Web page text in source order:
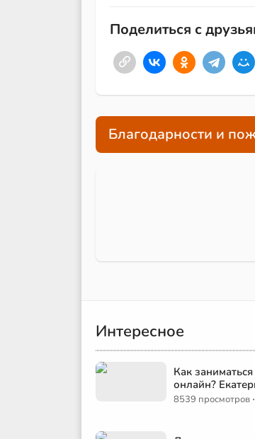
Поделиться с
Благодарности и
Интересное
Как
онлайн?
8539 просмотров ·